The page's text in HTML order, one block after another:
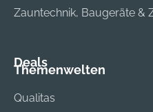
Zauntechnik, Baugeräte &
Deals
Themenwelten
Qualitas